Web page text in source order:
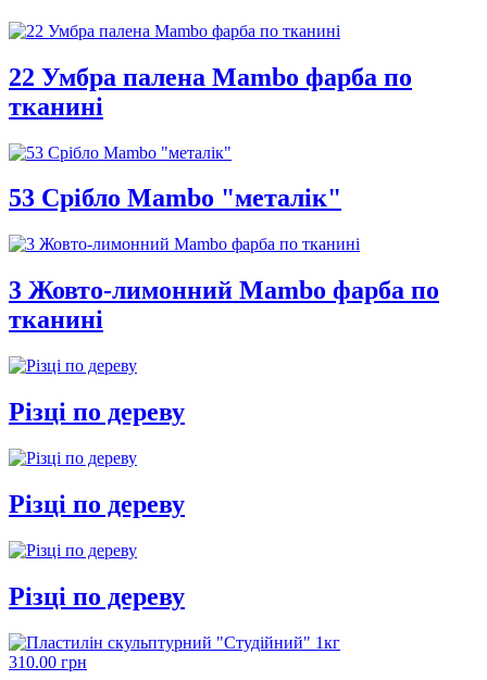
22 Умбра палена Mambo фарба по
тканині
53 Срібло Mambo "металік"
3 Жовто-лимонний Mambo фарба по
тканині
Різці по дереву
Різці по дереву
Різці по дереву
310.00 грн